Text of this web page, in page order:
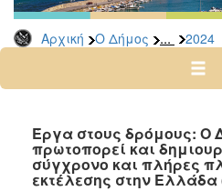
Αρχική Ο Δήμος ... 2024
Αρχείο
2026
2024
2022
2021
Έργα στους δρόμους: Ο
πρωτοπορεί και
σύγχρονο και πλήρες
εκτέλεσης στην Ελλάδα